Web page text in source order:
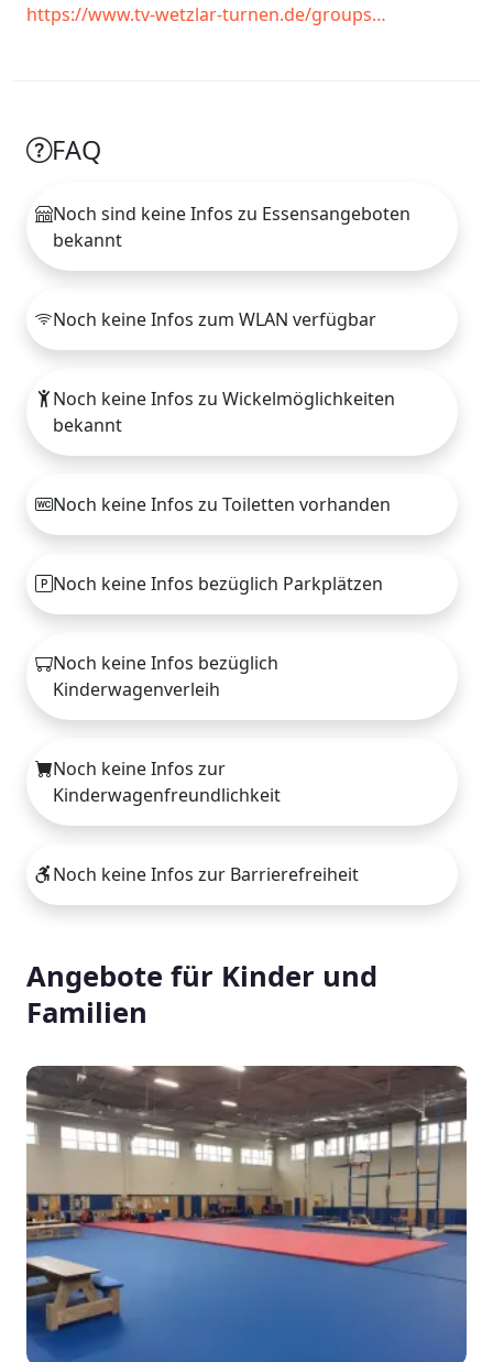
https://www.tv-wetzlar-turnen.de/groups…
FAQ
Noch sind keine Infos zu Essensangeboten
bekannt
Noch keine Infos zum WLAN verfügbar
Noch keine Infos zu Wickelmöglichkeiten
bekannt
Noch keine Infos zu Toiletten vorhanden
Noch keine Infos bezüglich Parkplätzen
Noch keine Infos bezüglich
Kinderwagenverleih
Noch keine Infos zur
Kinderwagenfreundlichkeit
Noch keine Infos zur Barrierefreiheit
Angebote für Kinder und
Familien